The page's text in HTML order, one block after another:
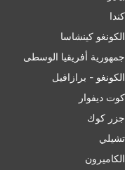
ﻛﻨﺪا
الكونغو كينشاسا
جمهورية أفريقيا الوسطى
الكونغو - برازافيل
كوت ديفوار
جزر كوك
تشيلي
الكاميرون